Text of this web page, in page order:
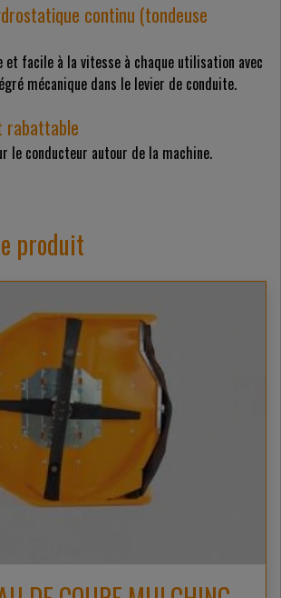
continu (tondeuse
facile à la vitesse à chaque utilisation avec
mécanique dans le levier de conduite.
rabattable
le conducteur autour de la machine.
produit